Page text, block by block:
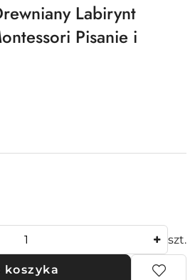
Labirynt
Pisanie i
szt.
koszyka